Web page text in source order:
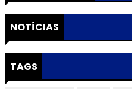
NOTÍCIAS
TAGS